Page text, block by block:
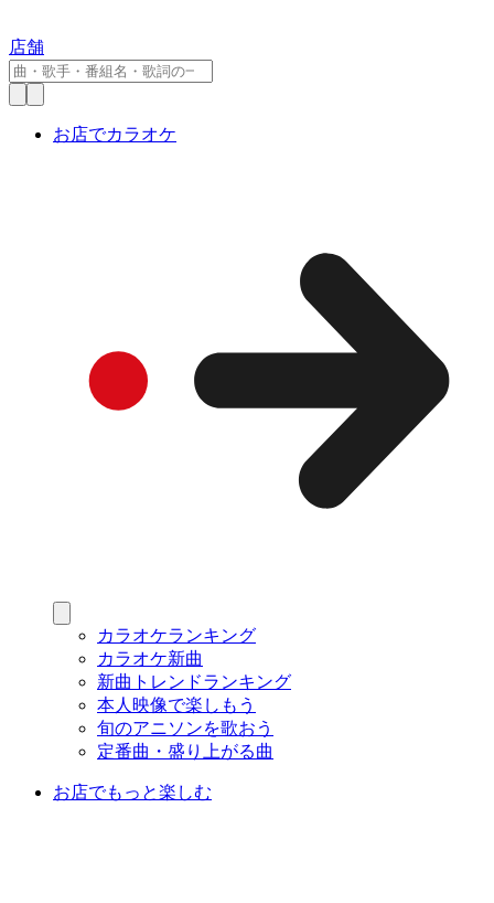
店舗
お店でカラオケ
カラオケランキング
カラオケ新曲
新曲トレンドランキング
本人映像で楽しもう
旬のアニソンを歌おう
定番曲・盛り上がる曲
お店でもっと楽しむ